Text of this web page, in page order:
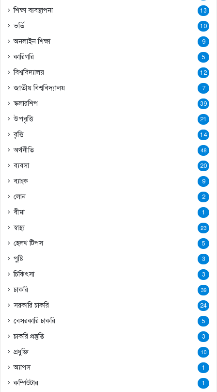
শিক্ষা ব্যবস্থাপনা 13
ভর্তি 10
অনলাইন শিক্ষা 9
কারিগরি 5
বিশ্ববিদ্যালয় 12
জাতীয় বিশ্ববিদ্যালয় 7
স্কলারশিপ 39
উপবৃত্তি 21
বৃত্তি 14
অর্থনীতি 48
ব্যবসা 20
ব্যাংক 9
লোন 2
বীমা 1
স্বাস্থ্য 23
হেলথ টিপস 5
পুষ্টি 3
চিকিৎসা 3
চাকরি 39
সরকারি চাকরি 24
বেসরকারি চাকরি 5
চাকরি প্রস্তুতি 3
প্রযুক্তি 10
অ্যাপস 1
কম্পিউটার 1